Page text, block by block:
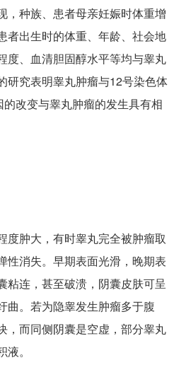
，种族、患者母亲妊娠时体重增
者出生时的体重、年龄、社会地
度、血清胆固醇水平等均与睾丸
研究表明睾丸肿瘤与12号染色体
改变与睾丸肿瘤的发生具有相
度肿大，有时睾丸完全被肿瘤取
性消失。早期表面光滑，晚期表
粘连，甚至破溃，阴囊皮肤可呈
曲。若为隐睾发生肿瘤多于腹
，而同侧阴囊是空虚，部分睾丸
。